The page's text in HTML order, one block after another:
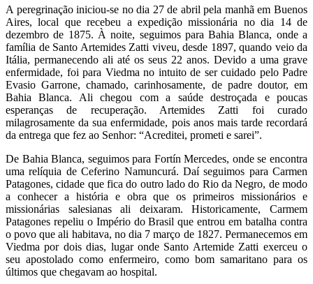
A peregrinação iniciou-se no dia 27 de abril pela manhã em Buenos
Aires, local que recebeu a expedição missionária no dia 14 de
dezembro de 1875. À noite, seguimos para Bahia Blanca, onde a
família de Santo Artemides Zatti viveu, desde 1897, quando veio da
Itália, permanecendo ali até os seus 22 anos. Devido a uma grave
enfermidade, foi para Viedma no intuito de ser cuidado pelo Padre
Evasio Garrone, chamado, carinhosamente, de padre doutor, em
Bahia Blanca. Ali chegou com a saúde destroçada e poucas
esperanças de recuperação. Artemides Zatti foi curado
milagrosamente da sua enfermidade, pois anos mais tarde recordará
da entrega que fez ao Senhor: “Acreditei, prometi e sarei”.
De Bahia Blanca, seguimos para Fortín Mercedes, onde se encontra
uma relíquia de Ceferino Namuncurá. Daí seguimos para Carmen
Patagones, cidade que fica do outro lado do Rio da Negro, de modo
a conhecer a história e obra que os primeiros missionários e
missionárias salesianas ali deixaram. Historicamente, Carmem
Patagones repeliu o Império do Brasil que entrou em batalha contra
o povo que ali habitava, no dia 7 março de 1827. Permanecemos em
Viedma por dois dias, lugar onde Santo Artemide Zatti exerceu o
seu apostolado como enfermeiro, como bom samaritano para os
últimos que chegavam ao hospital.